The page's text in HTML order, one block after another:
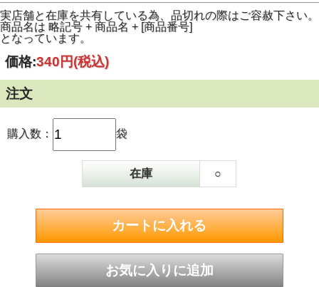
実店舗と在庫を共有している為、品切れの際はご容赦下さい。
商品名は 略記号 + 商品名 + [商品番号]
となっています。
価格:340円(税込)
注文
購入数： 袋
在庫 ○